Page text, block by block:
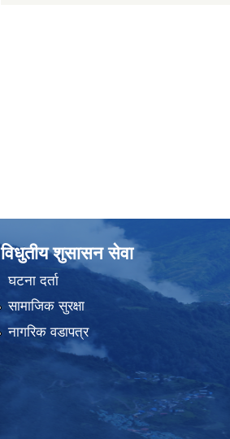
विधुतीय शुसासन सेवा
घटना दर्ता
सामाजिक सुरक्षा
नागरिक वडापत्र